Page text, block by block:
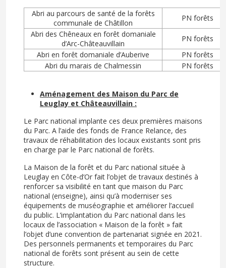
Abri au parcours de santé de la forêts
communale de Châtillon
PN forêts
Abri des Chêneaux en forêt domaniale
d’Arc-Châteauvillain
PN forêts
Abri en forêt domaniale d’Auberive
PN forêts
Abri du marais de Chalmessin
PN forêts
Aménagement des Maison du Parc de
Leuglay et Châteauvillain :
Le Parc national implante ces deux premières maisons
du Parc. A l’aide des fonds de France Relance, des
travaux de réhabilitation des locaux existants sont pris
en charge par le Parc national de forêts.
La Maison de la forêt et du Parc national située à
Leuglay en Côte-d’Or fait l’objet de travaux destinés à
renforcer sa visibilité en tant que maison du Parc
national (enseigne), ainsi qu’à moderniser ses
équipements de muséographie et améliorer l’accueil
du public. L’implantation du Parc national dans les
locaux de l’association « Maison de la forêt » fait
l’objet d’une convention de partenariat signée en 2021.
Des personnels permanents et temporaires du Parc
national de forêts sont présent au sein de cette
structure.